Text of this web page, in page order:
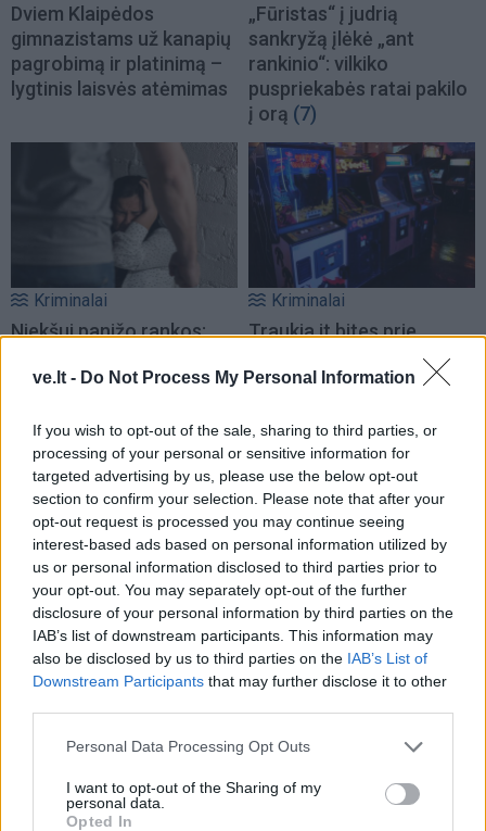
ve.lt - Do Not Process My Personal Information
If you wish to opt-out of the sale, sharing to third parties, or
processing of your personal or sensitive information for
targeted advertising by us, please use the below opt-out
section to confirm your selection. Please note that after your
opt-out request is processed you may continue seeing
interest-based ads based on personal information utilized by
us or personal information disclosed to third parties prior to
your opt-out. You may separately opt-out of the further
disclosure of your personal information by third parties on the
IAB’s list of downstream participants. This information may
also be disclosed by us to third parties on the IAB’s List of
Downstream Participants that may further disclose it to other
Personal Data Processing Opt Outs
I want to opt-out of the Sharing of my
personal data.
Opted In
Dviem Klaipėdos
gimnazistams už kanapių
pagrobimą ir platinimą –
lygtinis laisvės atėmimas
„Fūristas“ į judrią
sankryžą įlėkė „ant
rankinio“: vilkiko
puspriekabės ratai pakilo
į orą (7)
Kriminalai
Niekšui panižo rankos:
vėliau ir jos nepilnametę
Kriminalai
Traukia it bites prie
ištuštino žaidimų
Kriminalai
Paramediko nužudymo
byloje į laisvę paleistas
vienas įtariamųjų(3)
Kriminalai
Užsidegė lauko pavėsinė:
vos be namų neliko
keturios šeimos